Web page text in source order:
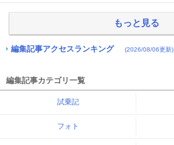
もっと見る
編集記事アクセスランキング (2026/08/06更新)
編集記事カテゴリ一覧
試乗記
フォト